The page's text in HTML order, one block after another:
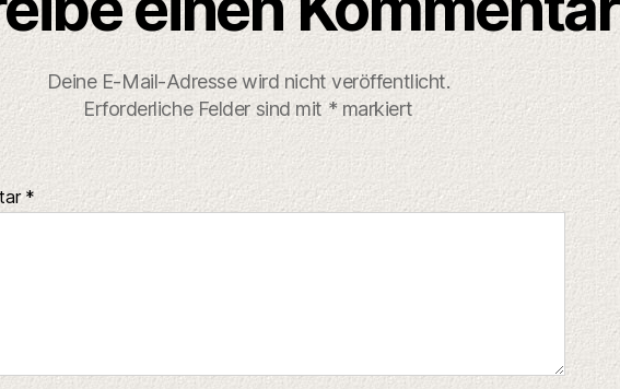
Deine E-Mail-Adresse wird nicht veröffentlicht.
Erforderliche Felder sind mit*markiert
*